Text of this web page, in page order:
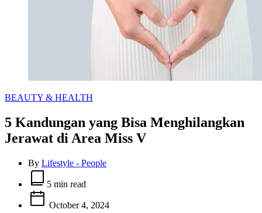
Categories
BEAUTY & HEALTH
5 Kandungan yang Bisa Menghilangkan
Jerawat di Area Miss V
By Lifestyle - People
Estimated
read
time
5 min read
October 4, 2024